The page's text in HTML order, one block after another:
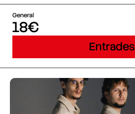
General
18€
Entrades